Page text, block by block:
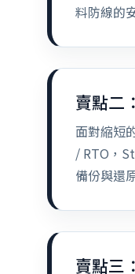
料防線的
賣點二
面對縮短
/ RTO，
備份與還
賣點三